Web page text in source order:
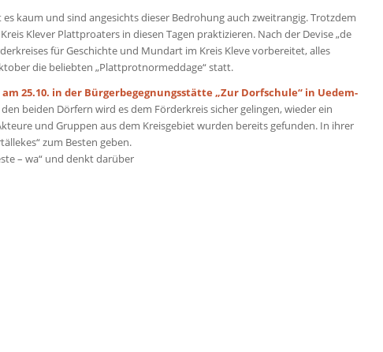
kaum und sind angesichts dieser Bedrohung auch zweitrangig. Trotzdem
Klever Plattproaters in diesen Tagen praktizieren. Nach der Devise „de
für Geschichte und Mundart im Kreis Kleve vorbereitet, alles
die beliebten „Plattprotnormeddage“ statt.
25.10. in der Bürgerbegegnungsstätte „Zur Dorfschule“ in Uedem-
beiden Dörfern wird es dem Förderkreis sicher gelingen, wieder ein
und Gruppen aus dem Kreisgebiet wurden bereits gefunden. In ihrer
zum Besten geben.
– wa“ und denkt darüber